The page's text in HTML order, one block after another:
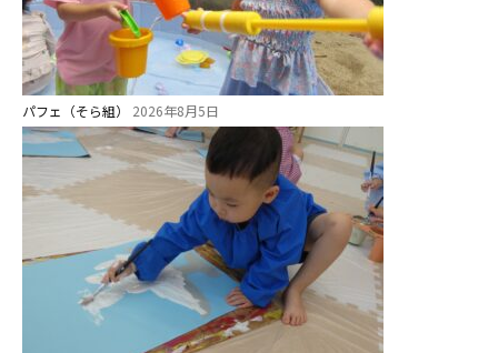
パフェ（そら組） 2026年8月5日
美⽊多チコス
美⽊多チコスについて
美⽊多チコスブログ
未就園児クラス
0歳親子登園［マカロンクラス ]
1歳・2歳親子登園［マリポサクラ
2歳児ひとり登園［ゆず組 ]